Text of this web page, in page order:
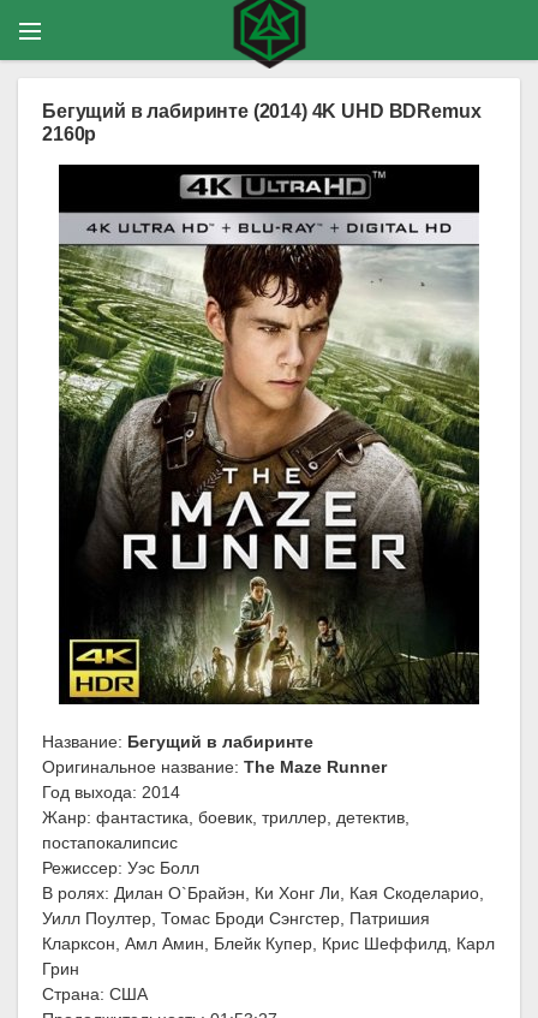
Бегущий в лабиринте (2014) 4K UHD BDRemux
2160p
Название: Бегущий в лабиринте
Оригинальное название: The Maze Runner
Год выхода: 2014
Жанр: фантастика, боевик, триллер, детектив,
постапокалипсис
Режиссер: Уэс Болл
В ролях: Дилан О`Брайэн, Ки Хонг Ли, Кая Скоделарио,
Уилл Поултер, Томас Броди Сэнгстер, Патришия
Кларксон, Амл Амин, Блейк Купер, Крис Шеффилд, Карл
Грин
Страна: США